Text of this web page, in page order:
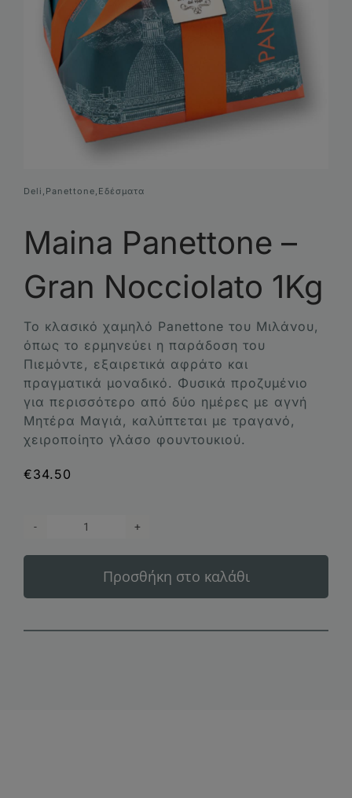
Συνθέσεις Δώρων
Επικοινωνία
Deli , Panettone, Εδέσματα
Maina Panettone –
Gran Nocciolato 1Kg
Το κλασικό χαμηλό Panettone του Μιλάνου,
όπως το ερμηνεύει η παράδοση του
Πιεμόντε, εξαιρετικά αφράτο και
πραγματικά μοναδικό. Φυσικά προζυμένιο
για περισσότερο από δύο ημέρες με αγνή
Μητέρα Μαγιά, καλύπτεται με τραγανό,
χειροποίητο γλάσο φουντουκιού.
€34.50
Maina
Panettone
1Kg
Προσθήκη στο καλάθι